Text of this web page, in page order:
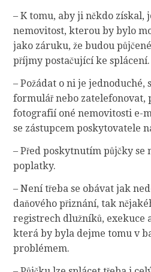
– K tomu, aby ji někdo získal,
nemovitost, kterou by bylo
jako záruku, že budou
příjmy postačující ke splácení.
– Požádat o ni je
formulář nebo zatelefonovat,
fotografií oné nemovitosti e-
se zástupcem poskytovatele
– Před poskytnutím půjčky se
poplatky.
– Není třeba se obávat jak
daňového přiznání, tak
registrech dlužníků, exekuce
která by byla dejme tomu v
problémem.